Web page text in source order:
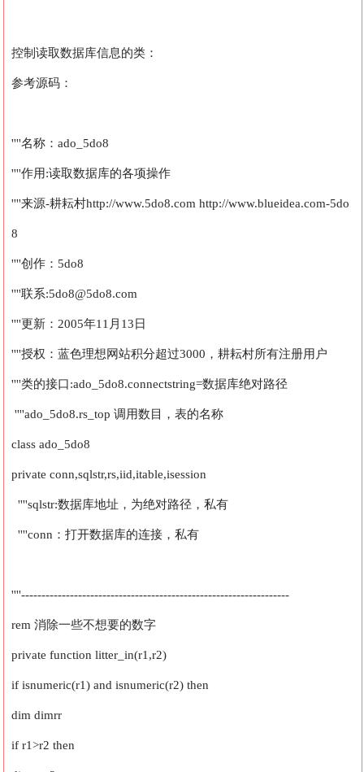
控制读取数据库信息的类：
参考源码：
''''名称：ado_5do8
''''作用:读取数据库的各项操作
''''来源-耕耘村http://www.5do8.com http://www.blueidea.com-5do
8
''''创作：5do8
''''联系:5do8@5do8.com
''''更新：2005年11月13日
''''授权：蓝色理想网站积分超过3000，耕耘村所有注册用户
''''类的接口:ado_5do8.connectstring=数据库绝对路径
''''ado_5do8.rs_top 调用数目，表的名称
class ado_5do8
private conn,sqlstr,rs,iid,itable,isession
''''sqlstr:数据库地址，为绝对路径，私有
''''conn：打开数据库的连接，私有
''''------------------------------------------------------------------
rem 消除一些不想要的数字
private function litter_in(r1,r2)
if isnumeric(r1) and isnumeric(r2) then
dim dimrr
if r1>r2 then